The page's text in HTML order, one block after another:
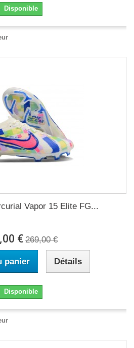
Disponible
Vapor 15 Elite FG...
€ 269,00 €
panier Détails
Disponible